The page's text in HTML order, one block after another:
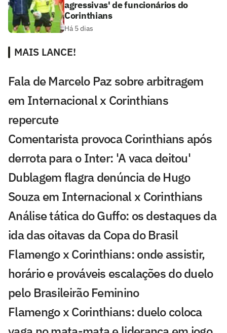
agressivas' de funcionários do
Corinthians
Há 5 dias
MAIS LANCE!
Fala de Marcelo Paz sobre arbitragem
em Internacional x Corinthians
repercute
Comentarista provoca Corinthians após
derrota para o Inter: 'A vaca deitou'
Dublagem flagra denúncia de Hugo
Souza em Internacional x Corinthians
Análise tática do Guffo: os destaques da
ida das oitavas da Copa do Brasil
Flamengo x Corinthians: onde assistir,
horário e prováveis escalações do duelo
pelo Brasileirão Feminino
Flamengo x Corinthians: duelo coloca